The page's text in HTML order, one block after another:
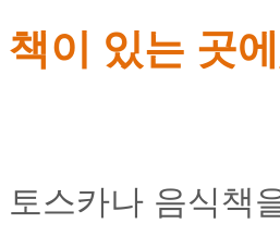
책이 있는 곳
토스카나 음식책